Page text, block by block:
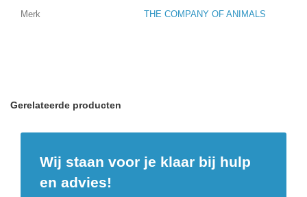
Merk
THE COMPANY OF ANIMALS
Gerelateerde producten
Wij staan voor je klaar bij hulp
en advies!